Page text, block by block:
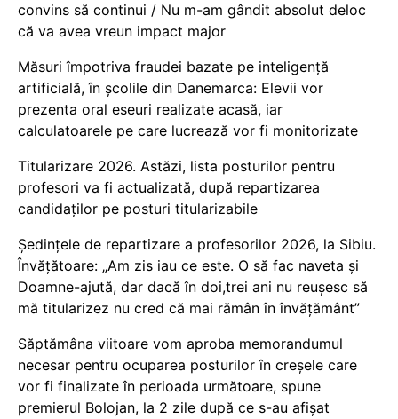
convins să continui / Nu m-am gândit absolut deloc
că va avea vreun impact major
Măsuri împotriva fraudei bazate pe inteligență
artificială, în școlile din Danemarca: Elevii vor
prezenta oral eseuri realizate acasă, iar
calculatoarele pe care lucrează vor fi monitorizate
Titularizare 2026. Astăzi, lista posturilor pentru
profesori va fi actualizată, după repartizarea
candidaților pe posturi titularizabile
Ședințele de repartizare a profesorilor 2026, la Sibiu.
Învățătoare: „Am zis iau ce este. O să fac naveta și
Doamne-ajută, dar dacă în doi,trei ani nu reușesc să
mă titularizez nu cred că mai rămân în învățământ”
Săptămâna viitoare vom aproba memorandumul
necesar pentru ocuparea posturilor în creșele care
vor fi finalizate în perioada următoare, spune
premierul Bolojan, la 2 zile după ce s-au afișat